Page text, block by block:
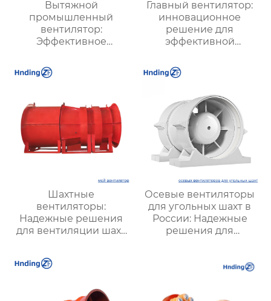
Вытяжной
промышленный
вентилятор:
Эффективное
надежной вентиляции
Главный вентилятор:
инновационное
решение для
эффективной
оптимизации работы
Шахтные
вентиляторы:
Надежные решения
для вентиляции шахт
| Купить с доставкой
Осевые вентиляторы
для угольных шахт в
России: Надежные
решения для
безопасности